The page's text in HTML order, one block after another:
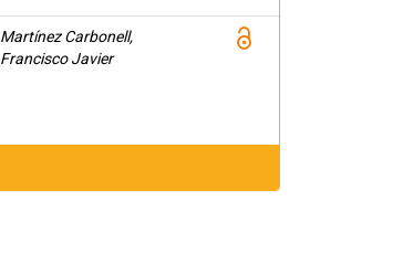
Martínez Carbonell,
Francisco Javier